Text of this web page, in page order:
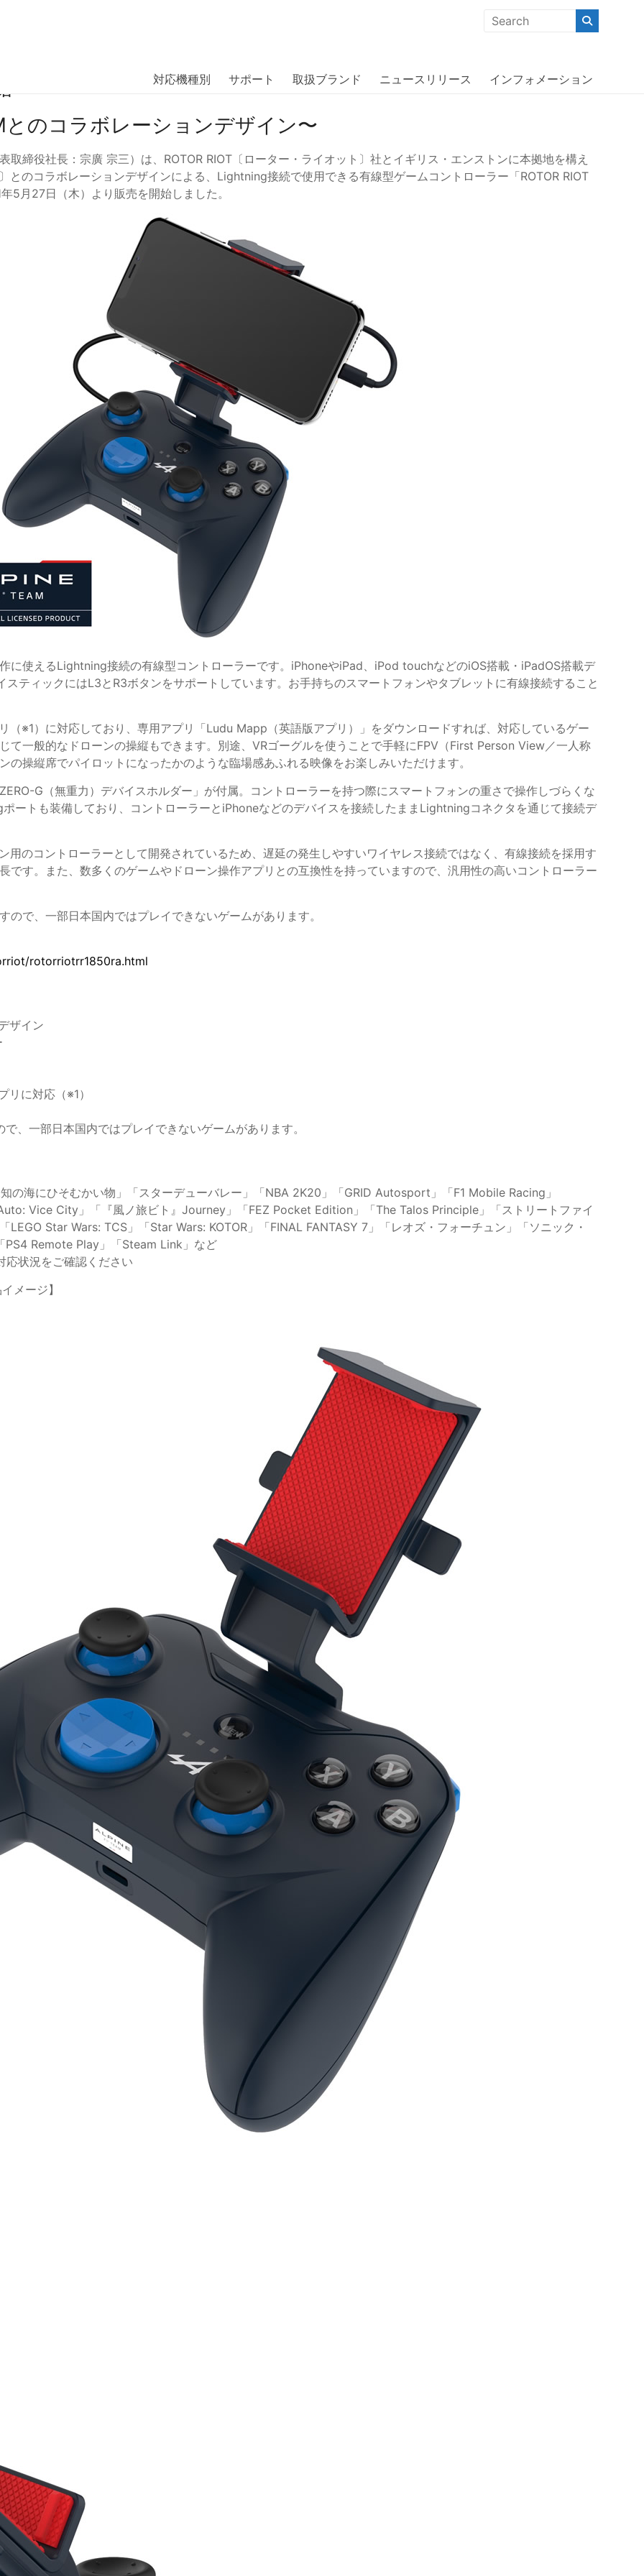
には、日本では珍しい「海外ブランド」をはじめ「ユニークな商品」「機能的な商品」「コストパフォーマンスの高い商
対応機種別 サポート 取扱ブランド ニュースリリース インフォメーション
とのコラボレーションデザイン〜
締役社長：宗廣 宗三）は、ROTOR RIOT〔ローター・ライオット〕社とイギリス・エンストンに本拠地を構え
とのコラボレーションデザインによる、Lightning接続で使用できる有線型ゲームコントローラー「ROTOR RIOT
月27日（木）より販売を開始しました。
に使えるLightning接続の有線型コントローラーです。iPhoneやiPad、iPod touchなどのiOS搭載・iPadOS搭載デ
ティックにはL3とR3ボタンをサポートしています。お手持ちのスマートフォンやタブレットに有線接続すること
※1）に対応しており、専用アプリ「Ludu Mapp（英語版アプリ）」をダウンロードすれば、対応しているゲー
て一般的なドローンの操縦もできます。別途、VRゴーグルを使うことで手軽にFPV（First Person View／一人称
操縦席でパイロットになったかのような臨場感あふれる映像をお楽しみいただけます。
G（無重力）デバイスホルダー」が付属。コントローラーを持つ際にスマートフォンの重さで操作しづらくな
ートも装備しており、コントローラーとiPhoneなどのデバイスを接続したままLightningコネクタを通じて接続デ
用のコントローラーとして開発されているため、遅延の発生しやすいワイヤレス接続ではなく、有線接続を採用す
です。また、数多くのゲームやドローン操作アプリとの互換性を持っていますので、汎用性の高いコントローラー
で、一部日本国内ではプレイできないゲームがあります。
rotorriotrr1850ra.html
ザイン
に対応（※1）
、一部日本国内ではプレイできないゲームがあります。
の海にひそむかい物」「スターデューバレー」「NBA 2K20」「GRID Autosport」「F1 Mobile Racing」
Vice City」「『風ノ旅ビト』Journey」「FEZ Pocket Edition」「The Talos Principle」「ストリートファイ
LEGO Star Wars: TCS」「Star Wars: KOTOR」「FINAL FANTASY 7」「レオズ・フォーチュン」「ソニック・
Remote Play」「Steam Link」など
応状況をご確認ください
メージ】